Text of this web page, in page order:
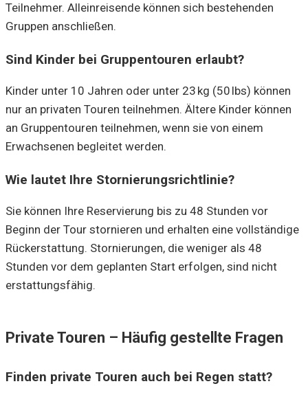
Teilnehmer. Alleinreisende können sich bestehenden
Gruppen anschließen.
Sind Kinder bei Gruppentouren erlaubt?
Kinder unter 10 Jahren oder unter 23 kg (50 lbs) können
nur an privaten Touren teilnehmen. Ältere Kinder können
an Gruppentouren teilnehmen, wenn sie von einem
Erwachsenen begleitet werden.
Wie lautet Ihre Stornierungsrichtlinie?
Sie können Ihre Reservierung bis zu 48 Stunden vor
Beginn der Tour stornieren und erhalten eine vollständige
Rückerstattung. Stornierungen, die weniger als 48
Stunden vor dem geplanten Start erfolgen, sind nicht
erstattungsfähig.
Private Touren – Häufig gestellte Fragen
Finden private Touren auch bei Regen statt?